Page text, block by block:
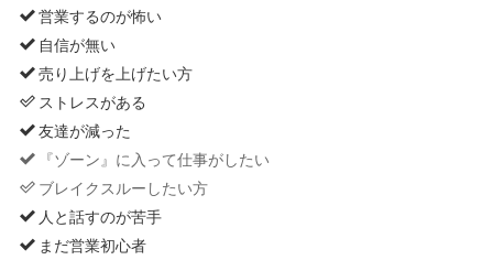
営業するのが怖い
自信が無い
売り上げを上げたい方
ストレスがある
友達が減った
『ゾーン』に入って仕事がしたい
ブレイクスルーしたい方
人と話すのが苦手
まだ営業初心者